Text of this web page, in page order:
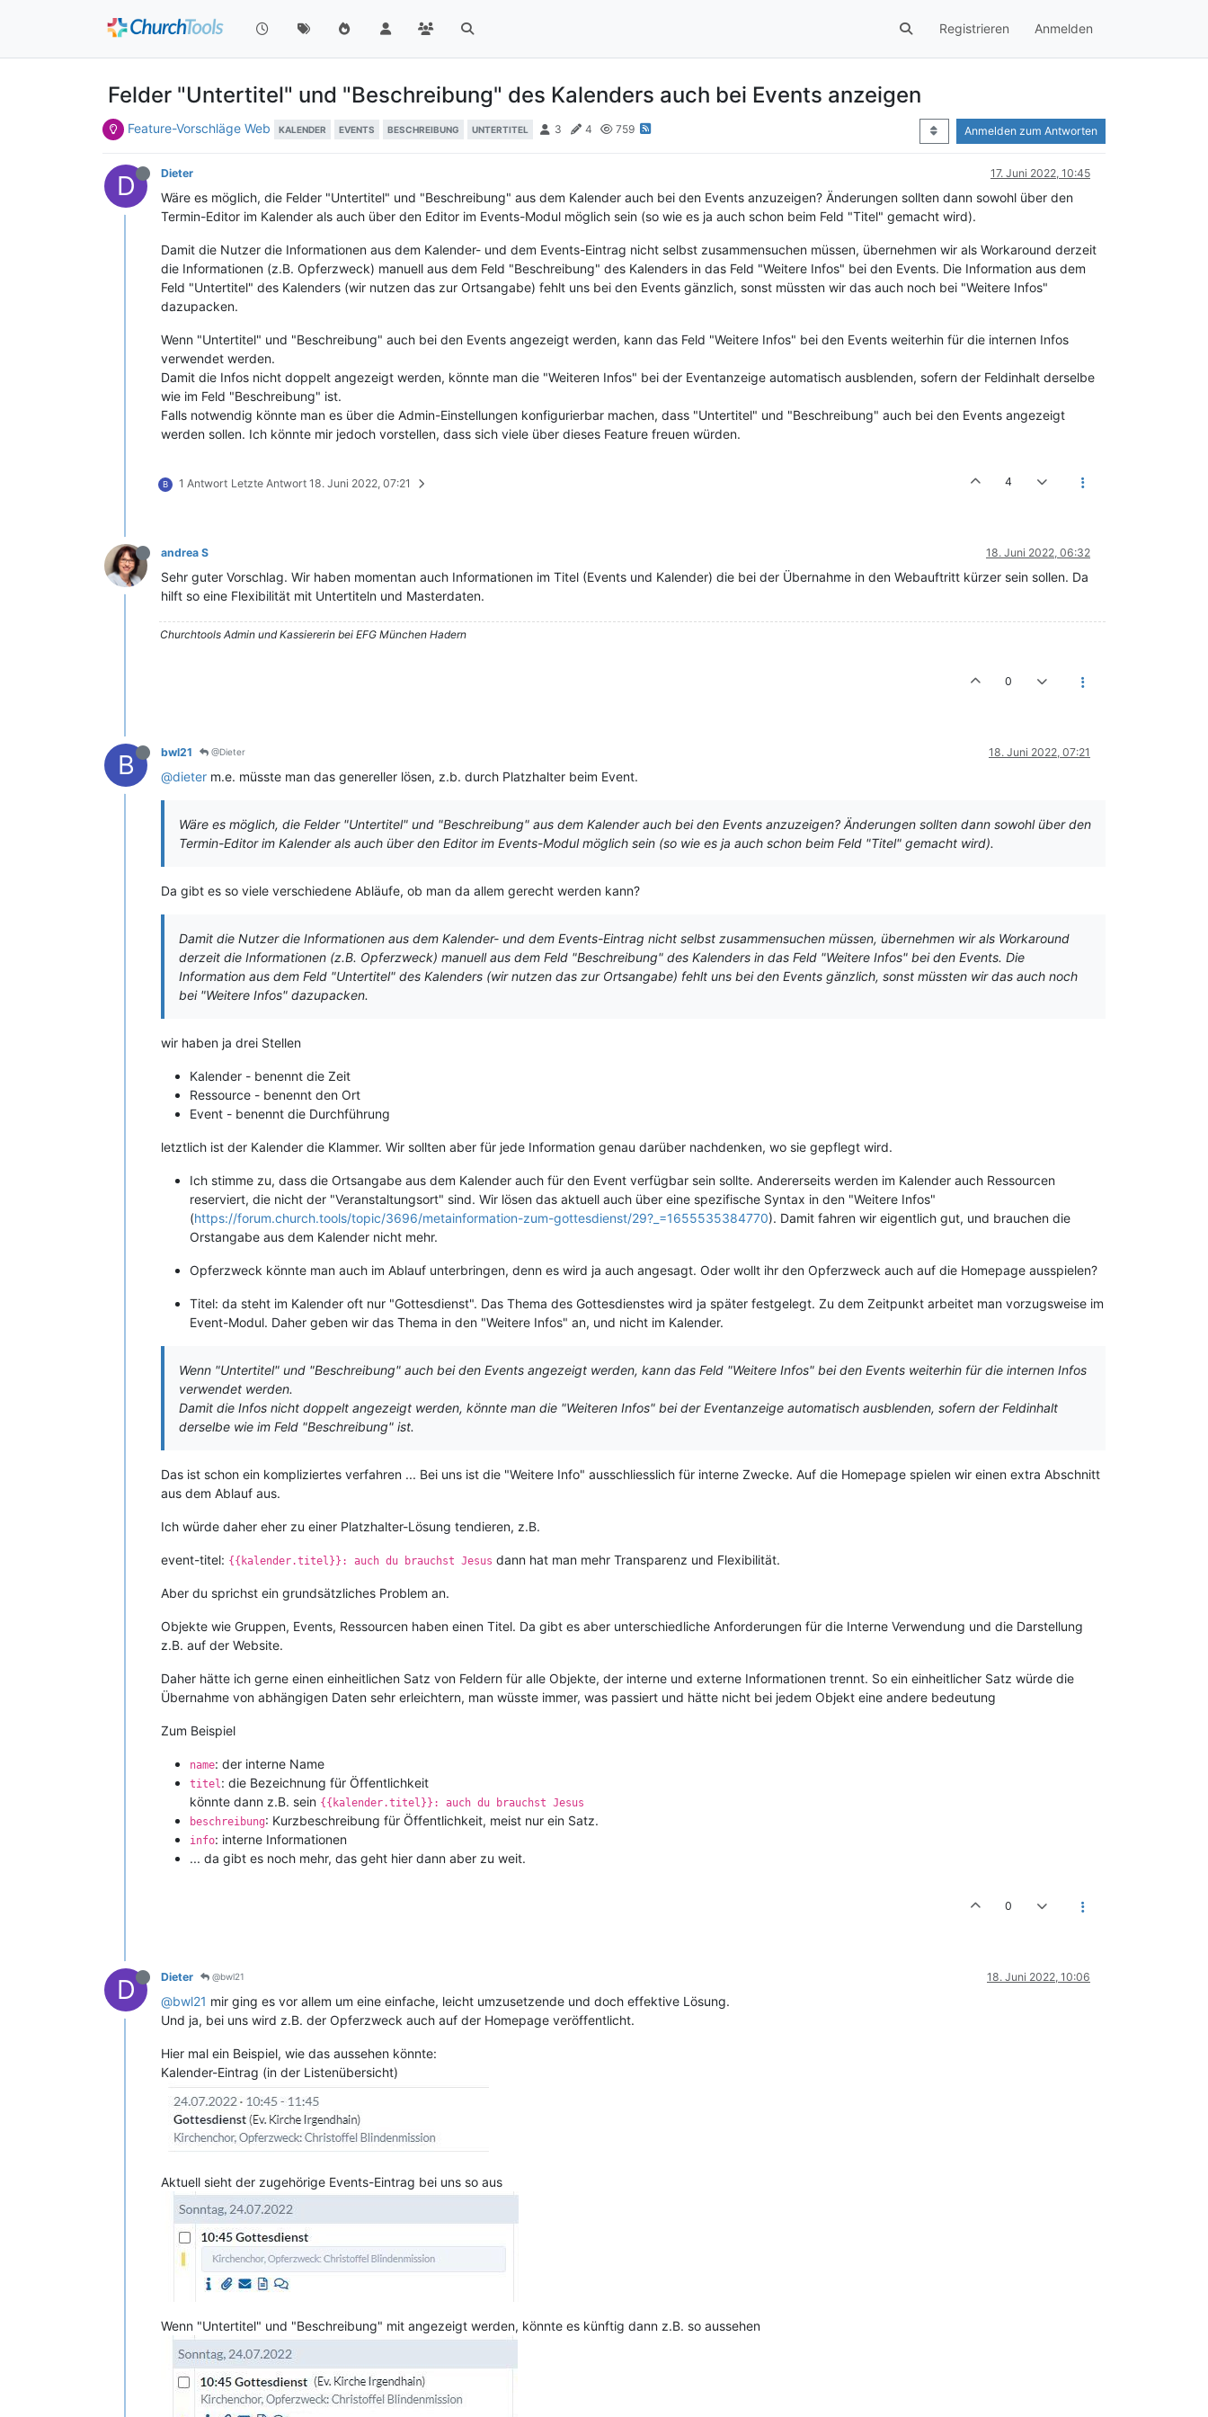
Registrieren Anmelden
Felder "Untertitel" und "Beschreibung" des Kalenders auch bei Events anzeigen
Feature-Vorschläge Web KALENDER EVENTS BESCHREIBUNG UNTERTITEL 3 4 759 Anmelden zum Antworten
D Dieter 17. Juni 2022, 10:45
Wäre es möglich, die Felder "Untertitel" und "Beschreibung" aus dem Kalender auch bei den Events anzuzeigen? Änderungen sollten dann sowohl über den
Termin-Editor im Kalender als auch über den Editor im Events-Modul möglich sein (so wie es ja auch schon beim Feld "Titel" gemacht wird).
Damit die Nutzer die Informationen aus dem Kalender- und dem Events-Eintrag nicht selbst zusammensuchen müssen, übernehmen wir als Workaround derzeit
die Informationen (z.B. Opferzweck) manuell aus dem Feld "Beschreibung" des Kalenders in das Feld "Weitere Infos" bei den Events. Die Information aus dem
Feld "Untertitel" des Kalenders (wir nutzen das zur Ortsangabe) fehlt uns bei den Events gänzlich, sonst müssten wir das auch noch bei "Weitere Infos"
dazupacken.
Wenn "Untertitel" und "Beschreibung" auch bei den Events angezeigt werden, kann das Feld "Weitere Infos" bei den Events weiterhin für die internen Infos
verwendet werden.
Damit die Infos nicht doppelt angezeigt werden, könnte man die "Weiteren Infos" bei der Eventanzeige automatisch ausblenden, sofern der Feldinhalt derselbe
wie im Feld "Beschreibung" ist.
Falls notwendig könnte man es über die Admin-Einstellungen konfigurierbar machen, dass "Untertitel" und "Beschreibung" auch bei den Events angezeigt
werden sollen. Ich könnte mir jedoch vorstellen, dass sich viele über dieses Feature freuen würden.
B 1 Antwort Letzte Antwort 18. Juni 2022, 07:21 4
andrea S 18. Juni 2022, 06:32
Sehr guter Vorschlag. Wir haben momentan auch Informationen im Titel (Events und Kalender) die bei der Übernahme in den Webauftritt kürzer sein sollen. Da
hilft so eine Flexibilität mit Untertiteln und Masterdaten.
Churchtools Admin und Kassiererin bei EFG München Hadern
0
B bwl21 @Dieter 18. Juni 2022, 07:21
@dieter m.e. müsste man das genereller lösen, z.b. durch Platzhalter beim Event.
Wäre es möglich, die Felder "Untertitel" und "Beschreibung" aus dem Kalender auch bei den Events anzuzeigen? Änderungen sollten dann sowohl über den
Termin-Editor im Kalender als auch über den Editor im Events-Modul möglich sein (so wie es ja auch schon beim Feld "Titel" gemacht wird).
Da gibt es so viele verschiedene Abläufe, ob man da allem gerecht werden kann?
Damit die Nutzer die Informationen aus dem Kalender- und dem Events-Eintrag nicht selbst zusammensuchen müssen, übernehmen wir als Workaround
derzeit die Informationen (z.B. Opferzweck) manuell aus dem Feld "Beschreibung" des Kalenders in das Feld "Weitere Infos" bei den Events. Die
Information aus dem Feld "Untertitel" des Kalenders (wir nutzen das zur Ortsangabe) fehlt uns bei den Events gänzlich, sonst müssten wir das auch noch
bei "Weitere Infos" dazupacken.
wir haben ja drei Stellen
Kalender - benennt die Zeit
Ressource - benennt den Ort
Event - benennt die Durchführung
letztlich ist der Kalender die Klammer. Wir sollten aber für jede Information genau darüber nachdenken, wo sie gepflegt wird.
Ich stimme zu, dass die Ortsangabe aus dem Kalender auch für den Event verfügbar sein sollte. Andererseits werden im Kalender auch Ressourcen
reserviert, die nicht der "Veranstaltungsort" sind. Wir lösen das aktuell auch über eine spezifische Syntax in den "Weitere Infos"
(https://forum.church.tools/topic/3696/metainformation-zum-gottesdienst/29?_=1655535384770). Damit fahren wir eigentlich gut, und brauchen die
Orstangabe aus dem Kalender nicht mehr.
Opferzweck könnte man auch im Ablauf unterbringen, denn es wird ja auch angesagt. Oder wollt ihr den Opferzweck auch auf die Homepage ausspielen?
Titel: da steht im Kalender oft nur "Gottesdienst". Das Thema des Gottesdienstes wird ja später festgelegt. Zu dem Zeitpunkt arbeitet man vorzugsweise im
Event-Modul. Daher geben wir das Thema in den "Weitere Infos" an, und nicht im Kalender.
Wenn "Untertitel" und "Beschreibung" auch bei den Events angezeigt werden, kann das Feld "Weitere Infos" bei den Events weiterhin für die internen Infos
verwendet werden.
Damit die Infos nicht doppelt angezeigt werden, könnte man die "Weiteren Infos" bei der Eventanzeige automatisch ausblenden, sofern der Feldinhalt
derselbe wie im Feld "Beschreibung" ist.
Das ist schon ein kompliziertes verfahren ... Bei uns ist die "Weitere Info" ausschliesslich für interne Zwecke. Auf die Homepage spielen wir einen extra Abschnitt
aus dem Ablauf aus.
Ich würde daher eher zu einer Platzhalter-Lösung tendieren, z.B.
event-titel: {{kalender.titel}}: auch du brauchst Jesus dann hat man mehr Transparenz und Flexibilität.
Aber du sprichst ein grundsätzliches Problem an.
Objekte wie Gruppen, Events, Ressourcen haben einen Titel. Da gibt es aber unterschiedliche Anforderungen für die Interne Verwendung und die Darstellung
z.B. auf der Website.
Daher hätte ich gerne einen einheitlichen Satz von Feldern für alle Objekte, der interne und externe Informationen trennt. So ein einheitlicher Satz würde die
Übernahme von abhängigen Daten sehr erleichtern, man wüsste immer, was passiert und hätte nicht bei jedem Objekt eine andere bedeutung
Zum Beispiel
name: der interne Name
titel : die Bezeichnung für Öffentlichkeit
könnte dann z.B. sein {{kalender.titel}}: auch du brauchst Jesus
beschreibung: Kurzbeschreibung für Öffentlichkeit, meist nur ein Satz.
info: interne Informationen
... da gibt es noch mehr, das geht hier dann aber zu weit.
0
D Dieter @bwl21 18. Juni 2022, 10:06
@bwl21 mir ging es vor allem um eine einfache, leicht umzusetzende und doch effektive Lösung.
Und ja, bei uns wird z.B. der Opferzweck auch auf der Homepage veröffentlicht.
Hier mal ein Beispiel, wie das aussehen könnte:
Kalender-Eintrag (in der Listenübersicht)
Aktuell sieht der zugehörige Events-Eintrag bei uns so aus
Wenn "Untertitel" und "Beschreibung" mit angezeigt werden, könnte es künftig dann z.B. so aussehen